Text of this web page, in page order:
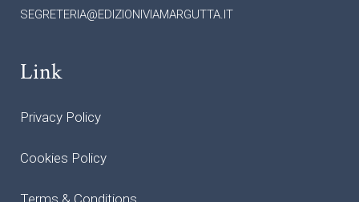
SEGRETERIA@EDIZIONIVIAMARGUTTA.IT
Link
Privacy Policy
Cookies Policy